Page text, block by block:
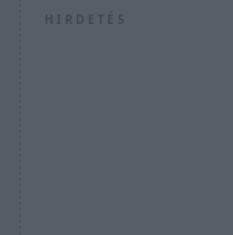
HIRDETÉS